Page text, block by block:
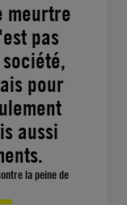
meurtre
pas
pour
aussi
la peine de